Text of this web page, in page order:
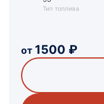
Тип топлива
от 1500 ₽